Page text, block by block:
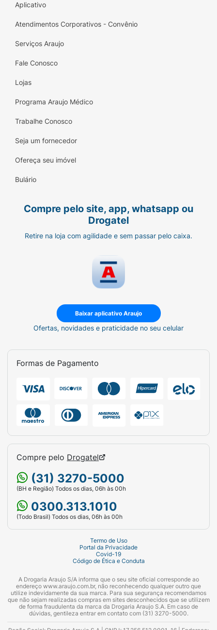
Aplicativo
Atendimentos Corporativos - Convênio
Serviços Araujo
Fale Conosco
Lojas
Programa Araujo Médico
Trabalhe Conosco
Seja um fornecedor
Ofereça seu imóvel
Bulário
Compre pelo site, app, whatsapp ou
Drogatel
Retire na loja com agilidade e sem passar pelo caixa.
Baixar aplicativo Araujo
Ofertas, novidades e praticidade no seu celular
Formas de Pagamento
Compre pelo Drogatel
(31) 3270-5000
(BH e Região) Todos os dias, 06h às 00h
0300.313.1010
(Todo Brasil) Todos os dias, 06h às 00h
Termo de Uso
Portal da Privacidade
Covid-19
Código de Ética e Conduta
A Drogaria Araujo S/A informa que o seu site oficial corresponde ao
endereço www.araujo.com.br, não reconhecendo qualquer outro que
utilize indevidamente da sua marca. Para sua segurança recomendamos
que não sejam realizadas compras em sites desconhecidos que se utilizem
de forma fraudulenta da marca da Drogaria Araujo S.A. Em caso de
dúvidas, gentileza entrar em contato com (31) 3270-5000.